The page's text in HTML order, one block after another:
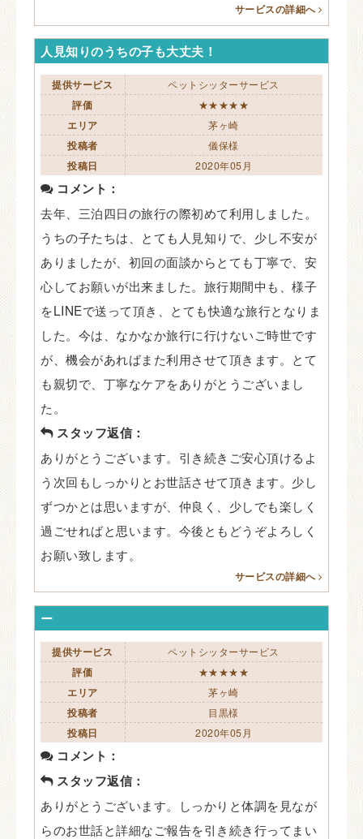
サービスの詳細へ
人見知りのうちの子も大丈夫！
提供サービス ペットシッターサービス
評価 ★★★★★
エリア 茅ヶ崎
投稿者 儀保様
投稿日 2020年05月
コメント：
去年、三泊四日の旅行の際初めて利用しました。
うちの子たちは、とても人見知りで、少し不安が
ありましたが、初回の面談からとても丁寧で、安
心してお願いが出来ました。旅行期間中も、様子
をLINEで送って頂き、とても快適な旅行となりま
した。今は、なかなか旅行に行けないご時世です
が、機会があればまた利用させて頂きます。とて
も親切で、丁寧なケアをありがとうございまし
た。
スタッフ返信：
ありがとうございます。引き続きご安心頂けるよ
う次回もしっかりとお世話させて頂きます。少し
ずつかとは思いますが、仲良く、少しでも楽しく
過ごせればと思います。今後ともどうぞよろしく
お願い致します。
サービスの詳細へ
ー
提供サービス ペットシッターサービス
評価 ★★★★★
エリア 茅ヶ崎
投稿者 目黒様
投稿日 2020年05月
コメント：
スタッフ返信：
ありがとうございます。しっかりと体調を見なが
らのお世話と詳細なご報告を引き続き行ってまい